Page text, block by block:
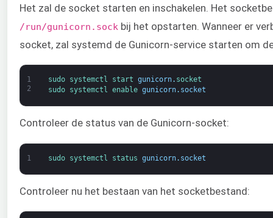
Het zal de socket starten en inschakelen. Het
/run/gunicorn.sock bij het opstarten. Wanneer er
socket, zal systemd de Gunicorn-service starten om
1
2
sudo systemctl start gunicorn. socket
sudo systemctl enable gunicorn. socket
Controleer de status van de Gunicorn-socket:
1 sudo systemctl status gunicorn. socket
Controleer nu het bestaan van het socketbestand: